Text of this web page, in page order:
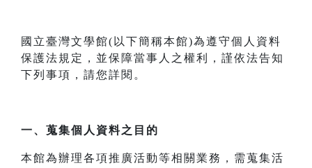
國立臺灣文學館(以下簡稱本館)為遵守個人資料
保護法規定，並保障當事人之權利，謹依法告知
下列事項，請您詳閱。
一、 蒐集個人資料之目的
本館為辦理各項推廣活動等相關業務，需蒐集活